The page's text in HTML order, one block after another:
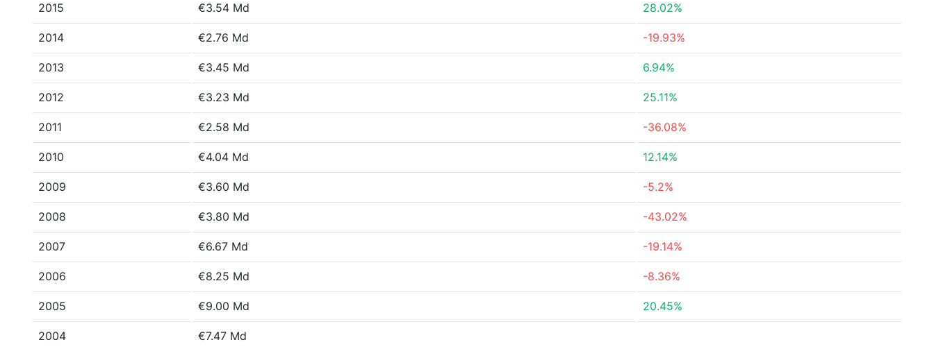
2015 €3.54 Md 28.02%
2014 €2.76 Md -19.93%
2013 €3.45 Md 6.94%
2012 €3.23 Md 25.11%
2011 €2.58 Md -36.08%
2010 €4.04 Md 12.14%
2009 €3.60 Md -5.2%
2008 €3.80 Md -43.02%
2007 €6.67 Md -19.14%
2006 €8.25 Md -8.36%
2005 €9.00 Md 20.45%
2004 €7.47 Md